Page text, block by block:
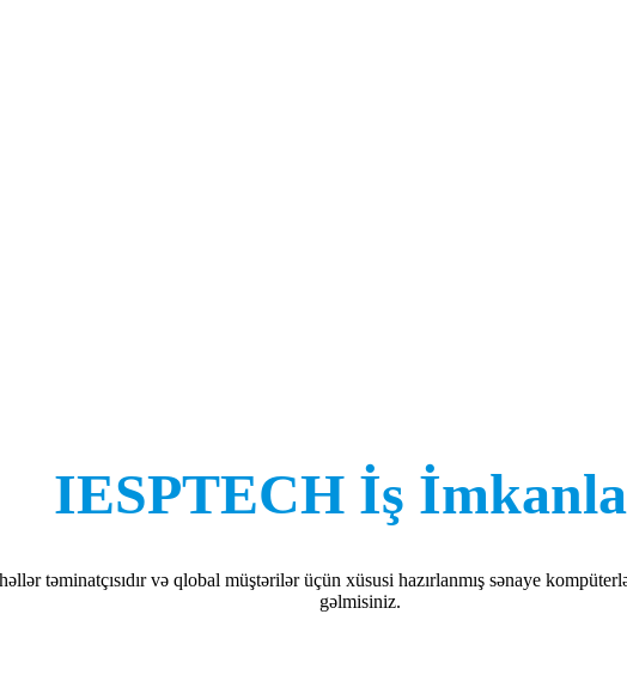
IESPTECH İş
təminatçısıdır və qlobal müştərilər üçün xüsusi hazırlanmış sənaye
gəlmisiniz.